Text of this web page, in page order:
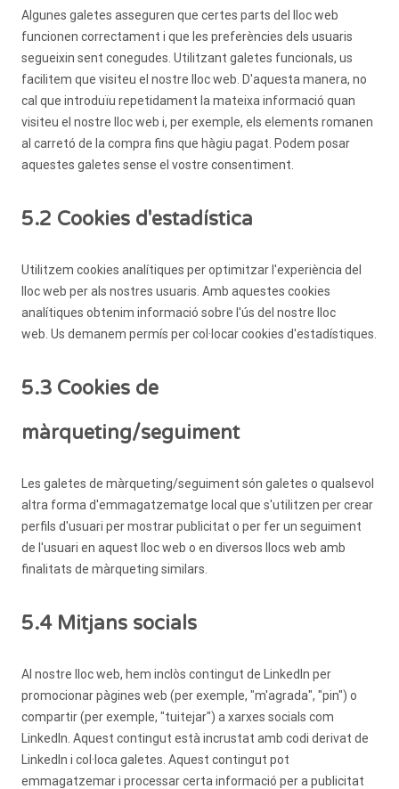
Algunes galetes asseguren que certes parts del lloc web
funcionen correctament i que les preferències dels usuaris
segueixin sent conegudes. Utilitzant galetes funcionals, us
facilitem que visiteu el nostre lloc web. D'aquesta manera, no
cal que introduïu repetidament la mateixa informació quan
visiteu el nostre lloc web i, per exemple, els elements romanen
al carretó de la compra fins que hàgiu pagat. Podem posar
aquestes galetes sense el vostre consentiment.
5.2 Cookies d'estadística
Utilitzem cookies analítiques per optimitzar l'experiència del
lloc web per als nostres usuaris. Amb aquestes cookies
analítiques obtenim informació sobre l'ús del nostre lloc
web. Us demanem permís per col·locar cookies d'estadístiques.
5.3 Cookies de
màrqueting/seguiment
Les galetes de màrqueting/seguiment són galetes o qualsevol
altra forma d'emmagatzematge local que s'utilitzen per crear
perfils d'usuari per mostrar publicitat o per fer un seguiment
de l'usuari en aquest lloc web o en diversos llocs web amb
finalitats de màrqueting similars.
5.4 Mitjans socials
Al nostre lloc web, hem inclòs contingut de LinkedIn per
promocionar pàgines web (per exemple, "m'agrada", "pin") o
compartir (per exemple, "tuitejar") a xarxes socials com
LinkedIn. Aquest contingut està incrustat amb codi derivat de
LinkedIn i col·loca galetes. Aquest contingut pot
emmagatzemar i processar certa informació per a publicitat